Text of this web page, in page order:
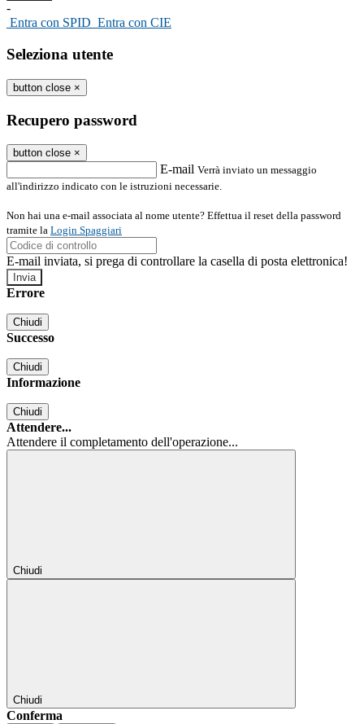
-
Entra con SPID Entra con CIE
Seleziona utente
button close ×
Recupero password
button close ×
E-mail Verrà inviato un messaggio
all'indirizzo indicato con le istruzioni necessarie.
Non hai una e-mail associata al nome utente? Effettua il reset della password
tramite la Login Spaggiari
E-mail inviata, si prega di controllare la casella di posta elettronica!
Errore
Chiudi
Successo
Chiudi
Informazione
Chiudi
Attendere...
Attendere il completamento dell'operazione...
Chiudi
Chiudi
Conferma